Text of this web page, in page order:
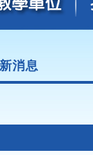
消息